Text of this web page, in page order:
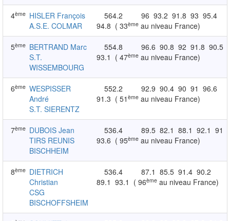
4ème HISLER François
A.S.E. COLMAR
564.2 96 93.2 91.8 93 95.4
94.8 ( 33èmeau niveau France)
5ème BERTRAND Marc
S.T.
WISSEMBOURG
554.8 96.6 90.8 92 91.8 90.5
93.1 ( 47èmeau niveau France)
6ème WESPISSER
André
S.T. SIERENTZ
552.2 92.9 90.4 90 91 96.6
91.3 ( 51 èmeau niveau France)
7ème DUBOIS Jean
TIRS REUNIS
BISCHHEIM
536.4 89.5 82.1 88.1 92.1 91
93.6 ( 95èmeau niveau France)
8ème DIETRICH
Christian
CSG
BISCHOFFSHEIM
536.4 87.1 85.5 91.4 90.2
89.1 93.1 ( 96èmeau niveau France)